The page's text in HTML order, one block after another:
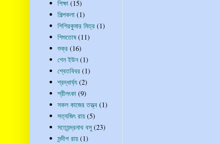
শিক্ষা (15)
শিল্পকলা (1)
শিশিরকুমার মিত্র (1)
শিশুতোষ (11)
শুক্র (16)
শেন ইউন (1)
শ্বেতবিবর (1)
শ্রদ্ধার্ঘ্য (2)
শ্রীলংকা (9)
সকল কাজের তত্ত্ব (1)
সত্যজিৎ রায় (5)
সত্যেন্দ্রনাথ বসু (23)
সন্দীপ রায় (1)